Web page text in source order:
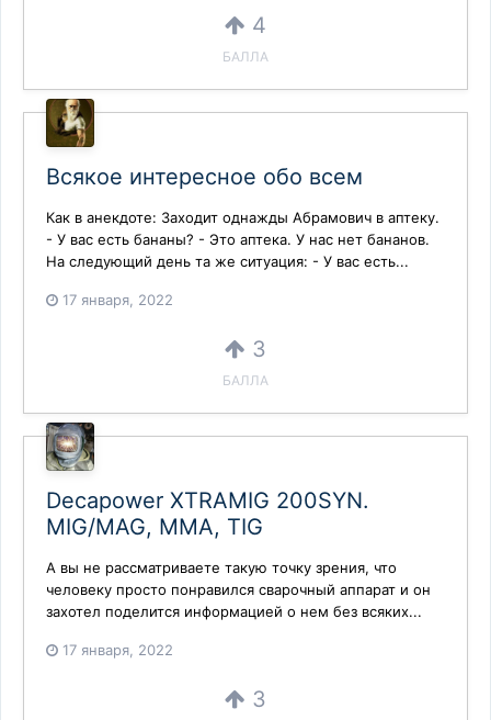
4
БАЛЛА
Всякое интересное обо всем
Как в анекдоте: Заходит однажды Абрамович в аптеку.
- У вас есть бананы? - Это аптека. У нас нет бананов.
На следующий день та же ситуация: - У вас есть...
17 января, 2022
3
БАЛЛА
Decapower XTRAMIG 200SYN.
MIG/MAG, MMA, TIG
А вы не рассматриваете такую точку зрения, что
человеку просто понравился сварочный аппарат и он
захотел поделится информацией о нем без всяких...
17 января, 2022
3